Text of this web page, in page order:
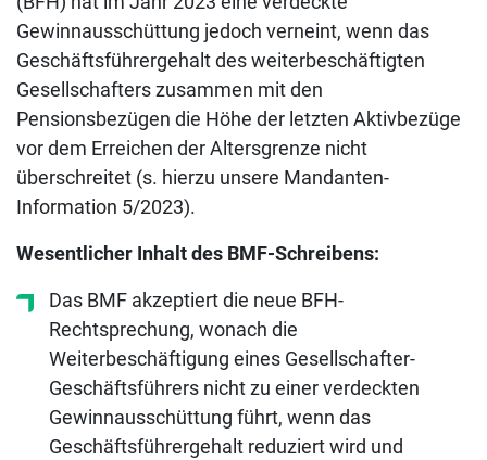
Gewinnausschüttung jedoch verneint, wenn das
Geschäftsführergehalt des weiterbeschäftigten
Gesellschafters zusammen mit den
Pensionsbezügen die Höhe der letzten Aktivbezüge
vor dem Erreichen der Altersgrenze nicht
überschreitet (s. hierzu unsere Mandanten-
Information 5/2023).
Wesentlicher Inhalt des BMF-Schreibens:
Das BMF akzeptiert die neue BFH-
Rechtsprechung, wonach die
Weiterbeschäftigung eines Gesellschafter-
Geschäftsführers nicht zu einer verdeckten
Gewinnausschüttung führt, wenn das
Geschäftsführergehalt reduziert wird und